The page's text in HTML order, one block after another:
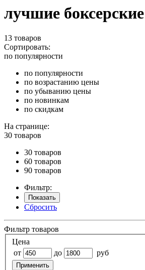
лучшие
13 товаров
Сортировать:
по популярности
по популярности
по возрастанию цены
по убыванию цены
по новинкам
по скидкам
На странице:
30 товаров
30 товаров
60 товаров
90 товаров
Фильтр:
Показать
Сбросить
Фильтр товаров
Цена
от
до руб
Применить